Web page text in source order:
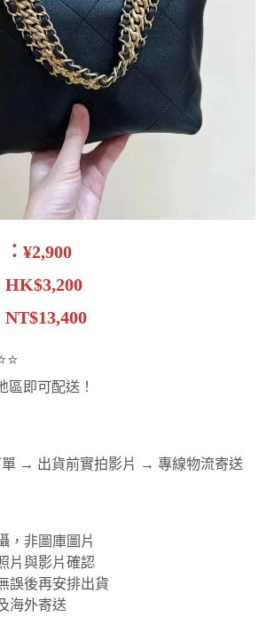
¥2,900
區即可配送！
→ 出貨前實拍影片 → 專線物流寄送
，非圖庫圖片
片與影片確認
誤後再安排出貨
海外寄送